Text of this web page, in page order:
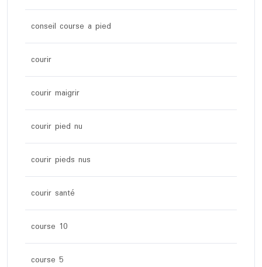
conseil course a pied
courir
courir maigrir
courir pied nu
courir pieds nus
courir santé
course 10
course 5